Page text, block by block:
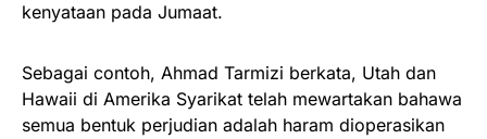
kenyataan pada Jumaat.
Sebagai contoh, Ahmad Tarmizi berkata, Utah dan
Hawaii di Amerika Syarikat telah mewartakan bahawa
semua bentuk perjudian adalah haram dioperasikan